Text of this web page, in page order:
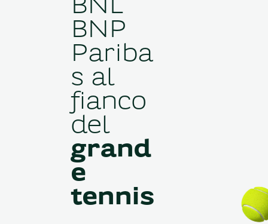
BNL
BNP
Pariba
s al
fianco
del
grand
e
tennis